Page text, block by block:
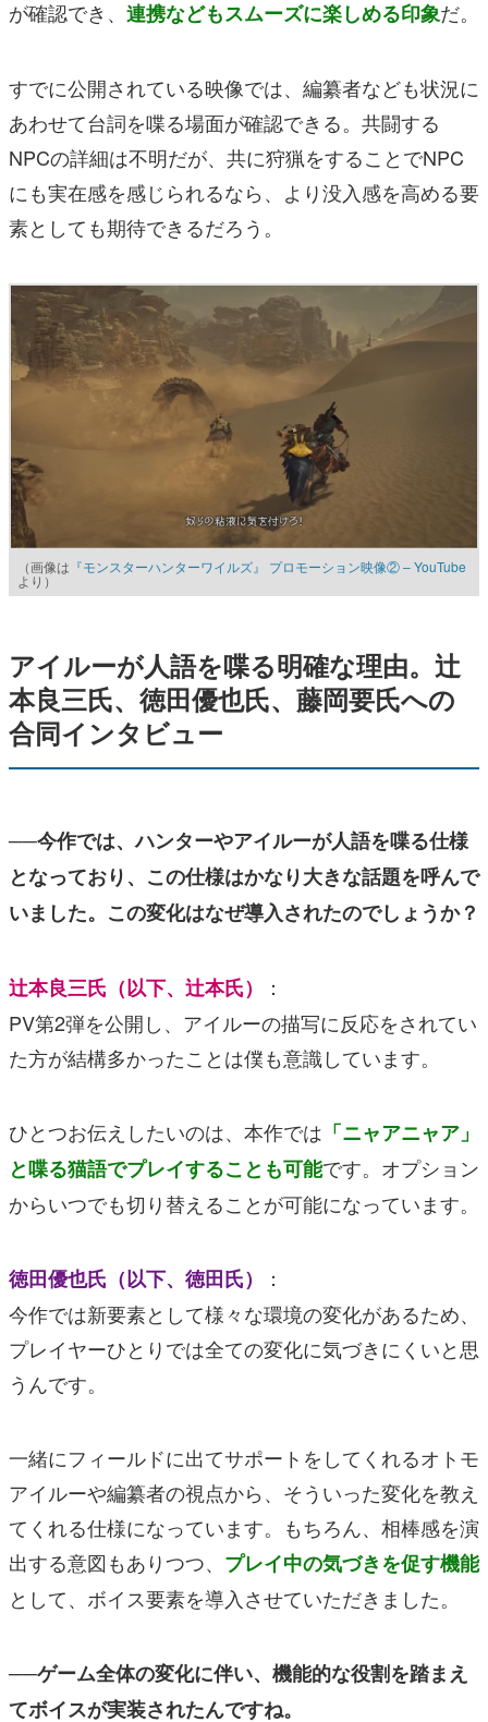
が確認でき、 連携などもスムーズに楽しめる印象だ。
すでに公開されている映像では、編纂者なども状況に
あわせて台詞を喋る場面が確認できる。共闘する
NPCの詳細は不明だが、共に狩猟をすることでNPC
にも実在感を感じられるなら、より没入感を高める要
素としても期待できるだろう。
（画像は 『モンスターハンターワイルズ』 プロモーション映像② – YouTube
より）
アイルーが人語を喋る明確な理由。辻
本良三氏、徳田優也氏、藤岡要氏への
合同インタビュー
──今作では、ハンターやアイルーが人語を喋る仕様
となっており、この仕様はかなり大きな話題を呼んで
いました。この変化はなぜ導入されたのでしょうか？
辻本良三氏（以下、辻本氏）
：
PV第2弾を公開し、アイルーの描写に反応をされてい
た方が結構多かったことは僕も意識しています。
ひとつお伝えしたいのは、本作では 「ニャアニャア」
と喋る猫語でプレイすることも可能です。オプション
からいつでも切り替えることが可能になっています。
徳田優也氏（以下、徳田氏）
：
今作では新要素として様々な環境の変化があるため、
プレイヤーひとりでは全ての変化に気づきにくいと思
うんです。
一緒にフィールドに出てサポートをしてくれるオトモ
アイルーや編纂者の視点から、そういった変化を教え
てくれる仕様になっています。もちろん、相棒感を演
出する意図もありつつ、 プレイ中の気づきを促す機能
として、ボイス要素を導入させていただきました。
──ゲーム全体の変化に伴い、機能的な役割を踏まえ
てボイスが実装されたんですね。